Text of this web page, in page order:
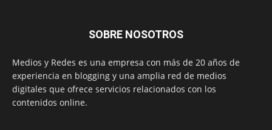
SOBRE NOSOTROS
Medios y Redes es una empresa con más de 20 años de
experiencia en blogging y una amplia red de medios
digitales que ofrece servicios relacionados con los
contenidos online.